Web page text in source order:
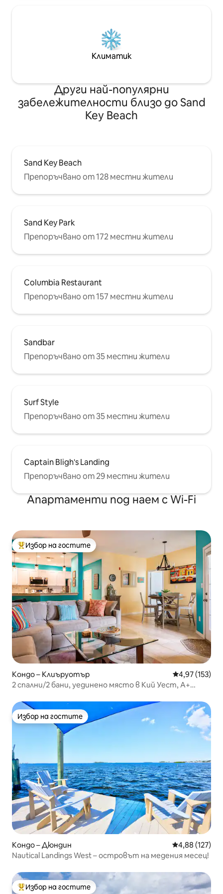
Климатик
Други най-популярни
забележителности близо до Sand
Key Beach
Sand Key Beach
Препоръчвано от 128 местни жители
Sand Key Park
Препоръчвано от 172 местни жители
Columbia Restaurant
Препоръчвано от 157 местни жители
Sandbar
Препоръчвано от 35 местни жители
Surf Style
Препоръчвано от 35 местни жители
Captain Bligh's Landing
Препоръчвано от 29 местни жители
Апартаменти под наем с Wi-Fi
Най-популярен избор на гостите
Избор на гостите
Кондо – Клиъруотър Средна
4,97 (153)
2 спални/2 бани, уединено място в Кий Уест, A+
Избор на гостите
Избор на гостите
Кондо – Дюндин Средна
4,88 (127)
Nautical Landings West – островът на медения месец!
Най-популярен избор на гостите
Избор на гостите